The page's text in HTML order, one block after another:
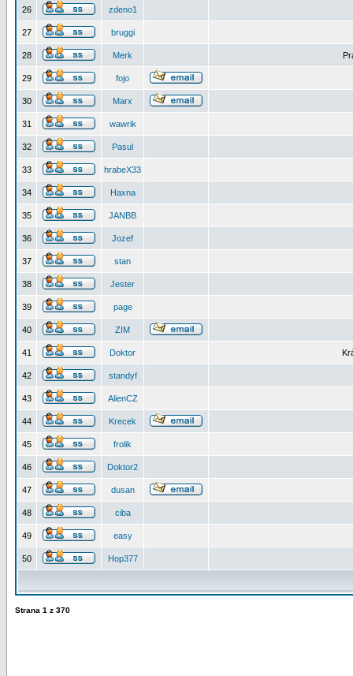
26 zdeno1
27 bruggi
28 Merk
29 fojo
30 Marx
31 wawrik
32 Pasul
33 hrabeX33
34 Haxna
35 JANBB
36 Jozef
37 stan
38 Jester
39 page
40 ZIM
41 Doktor
42 standyf
43 AlienCZ
44 Krecek
45 frolik
46 Doktor2
47 dusan
48 ciba
49 easy
50 Hop377
Strana 1 z 370